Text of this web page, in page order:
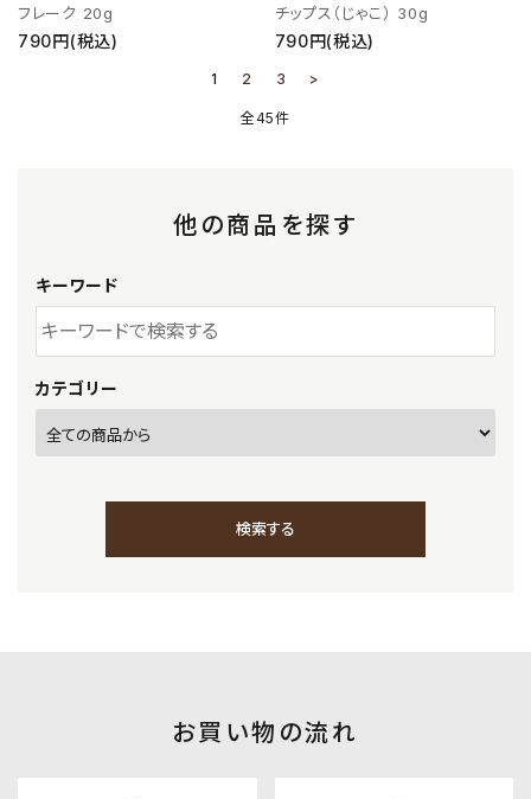
フレーク 20g
790円(税込)
チップス（じゃこ） 30g
790円(税込)
1 2 3 >
全45件
他の商品を探す
キーワード
カテゴリー
検索する
お買い物の流れ